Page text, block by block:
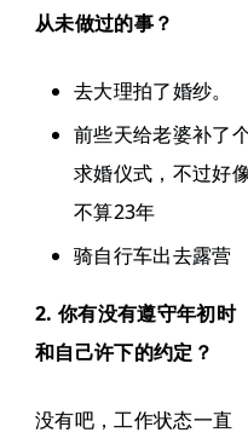
从未做过的事？
​去大理拍了婚纱。
前些天给老婆补了
求婚仪式，不过好
不算23年
骑自行车出去露营
2. 你有没有遵守年初时
和自己许下的约定？
没有吧，工作状态一直